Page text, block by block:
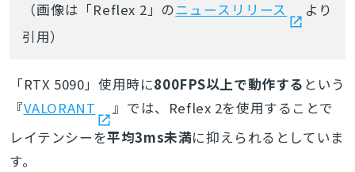
（画像は「Reflex 2」のニュースリリース
より
引用）
「RTX 5090」使用時に800FPS以上で動作する という
『VALORANT
』では、Reflex 2を使用することで
レイテンシーを平均3ms未満に抑えられるとしていま
す。